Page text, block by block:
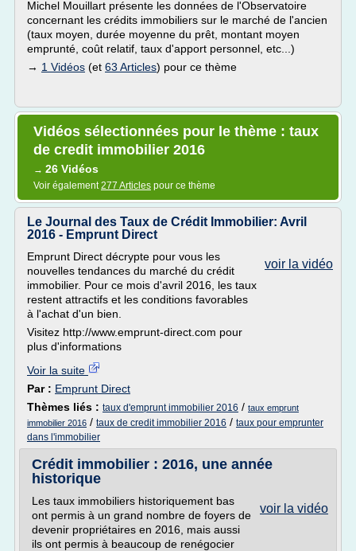
Michel Mouillart présente les données de l'Observatoire
concernant les crédits immobiliers sur le marché de l'ancien
(taux moyen, durée moyenne du prêt, montant moyen
emprunté, coût relatif, taux d'apport personnel, etc...)
→ 1 Vidéos (et 63 Articles) pour ce thème
Vidéos sélectionnées pour le thème : taux
de credit immobilier 2016
→ 26 Vidéos
Voir également277 Articles pour ce thème
Le Journal des Taux de Crédit Immobilier: Avril
2016 - Emprunt Direct
voir la vidéo
Emprunt Direct décrypte pour vous les
nouvelles tendances du marché du crédit
immobilier. Pour ce mois d'avril 2016, les taux
restent attractifs et les conditions favorables
à l'achat d'un bien.
Visitez http://www.emprunt-direct.com pour
plus d'informations
Voir la suite
Par : Emprunt Direct
Thèmes liés : taux d'emprunt immobilier 2016 / taux emprunt
immobilier 2016 / taux de credit immobilier 2016 / taux pour emprunter
dans l'immobilier
Crédit immobilier : 2016, une année
historique
voir la vidéo
Les taux immobiliers historiquement bas
ont permis à un grand nombre de foyers de
devenir propriétaires en 2016, mais aussi
ils ont permis à beaucoup de renégocier